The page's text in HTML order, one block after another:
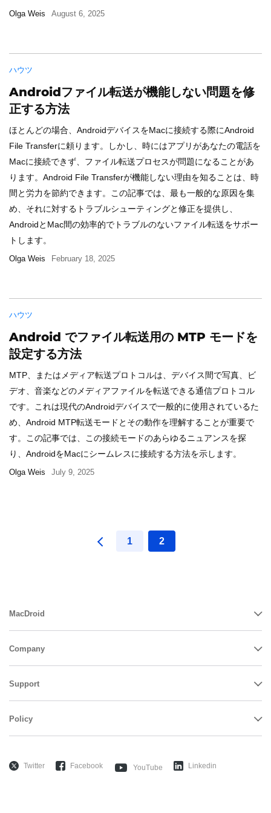
Olga Weis August 6, 2025
ハウツ
Androidファイル転送が機能しない問題を修
正する方法
ほとんどの場合、AndroidデバイスをMacに接続する際にAndroid
File Transferに頼ります。しかし、時にはアプリがあなたの電話を
Macに接続できず、ファイル転送プロセスが問題になることがあ
ります。Android File Transferが機能しない理由を知ることは、時
間と労力を節約できます。この記事では、最も一般的な原因を集
め、それに対するトラブルシューティングと修正を提供し、
AndroidとMac間の効率的でトラブルのないファイル転送をサポー
トします。
Olga Weis February 18, 2025
ハウツ
Android でファイル転送用の MTP モードを
設定する方法
MTP、またはメディア転送プロトコルは、デバイス間で写真、ビ
デオ、音楽などのメディアファイルを転送できる通信プロトコル
です。これは現代のAndroidデバイスで一般的に使用されているた
め、Android MTP転送モードとその動作を理解することが重要で
す。この記事では、この接続モードのあらゆるニュアンスを探
り、AndroidをMacにシームレスに接続する方法を示します。
Olga Weis July 9, 2025
1 2
MacDroid
Company
Support
Policy
Twitter Facebook YouTube Linkedin